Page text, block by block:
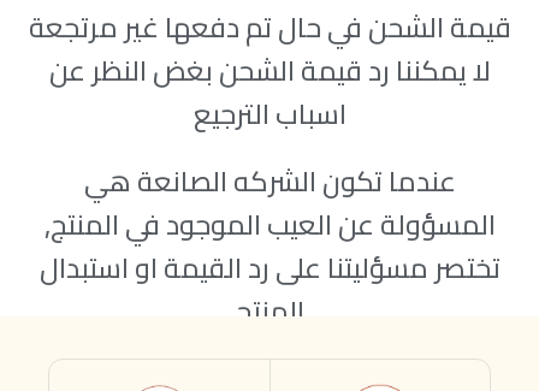
قيمة الشحن في حال تم دفعها غير مرتجعة
لا يمكننا رد قيمة الشحن بغض النظر عن
اسباب الترجيع
عندما تكون الشركه الصانعة هي
المسؤولة عن العيب الموجود في المنتج,
تختصر مسؤليتنا على رد القيمة او استبدال
المنتج